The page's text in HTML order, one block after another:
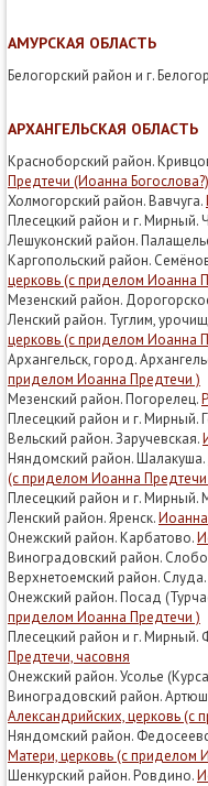
АМУРСКАЯ ОБЛАСТЬ
Белогорский район и г.
АРХАНГЕЛЬСКАЯ ОБЛАСТЬ
Красноборский район.
Предтечи (Иоанна Богослова?)
Холмогорский район. Вавчуга.
Плесецкий район и г. Мирный.
Лешуконский район.
Каргопольский район.
церковь (с приделом Иоанна
Мезенский район.
Ленский район. Туглим,
церковь (с приделом Иоанна
Архангельск, город.
приделом Иоанна Предтечи )
Мезенский район. Погорелец.
Плесецкий район и г. Мирный.
Вельский район. Заручевская.
Няндомский район. Шалакуша.
(с приделом Иоанна Предтечи
Плесецкий район и г. Мирный.
Ленский район. Яренск.
Онежский район. Карбатово.
Виноградовский район.
Верхнетоемский район. Слуда.
Онежский район. Посад
приделом Иоанна Предтечи )
Плесецкий район и г. Мирный.
Предтечи, часовня
Онежский район. Усолье
Виноградовский район.
Александрийских, церковь (с
Няндомский район.
Матери, церковь (с приделом
Шенкурский район. Ровдино.